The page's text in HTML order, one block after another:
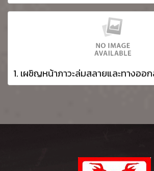
1. เผชิญหน้าภาวะล่มสลายและทางออ